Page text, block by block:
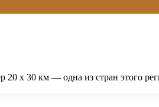
х 30 км — одна из стран этого